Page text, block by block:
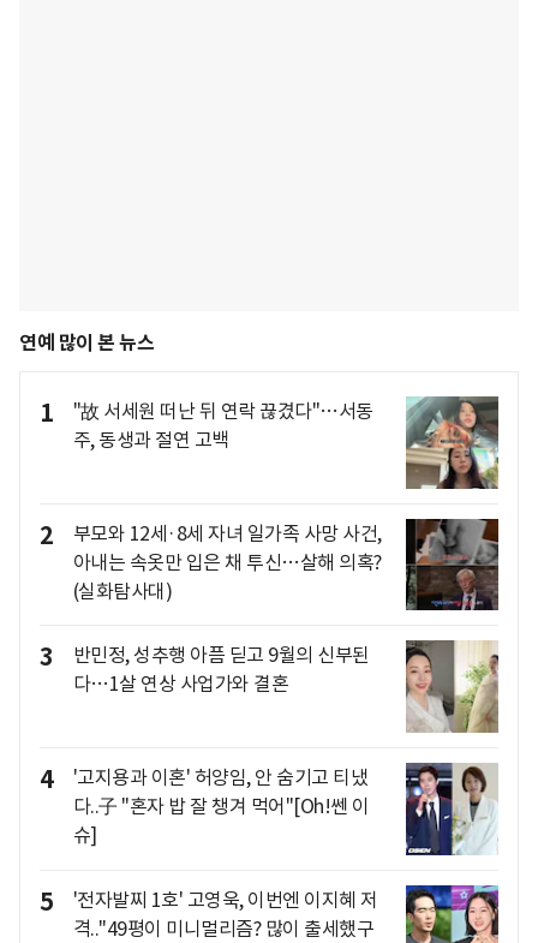
연예 많이 본 뉴스
1
"故 서세원 떠난 뒤 연락 끊겼다"…서동
주, 동생과 절연 고백
2
부모와 12세·8세 자녀 일가족 사망 사건,
아내는 속옷만 입은 채 투신…살해 의혹?
(실화탐사대)
3
반민정, 성추행 아픔 딛고 9월의 신부된
다…1살 연상 사업가와 결혼
4
'고지용과 이혼' 허양임, 안 숨기고 티냈
다..子 "혼자 밥 잘 챙겨 먹어"[Oh!쎈 이
슈]
5
'전자발찌 1호' 고영욱, 이번엔 이지혜 저
격.."49평이 미니멀리즘? 많이 출세했구